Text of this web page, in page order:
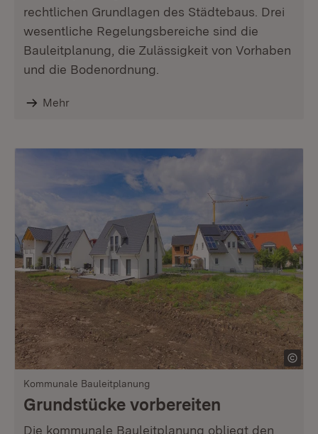
rechtlichen Grundlagen des Städtebaus. Drei
wesentliche Regelungsbereiche sind die
Bauleitplanung, die Zulässigkeit von Vorhaben
und die Bodenordnung.
Mehr
Kommunale Bauleitplanung
Grundstücke vorbereiten
Die kommunale Bauleitplanung obliegt den